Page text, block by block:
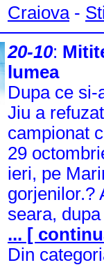
Craiova-
20-10:
lumea
Dupa ce si-
Jiu a
campionat
29
ieri, pe
gorjenilor.?
seara,
... [
Din